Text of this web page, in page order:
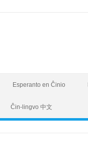
Esperanto en Ĉinio
Ĉin-lingvo 中文